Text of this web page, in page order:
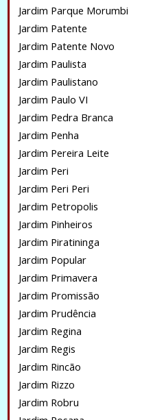
Jardim Parque Morumbi
Jardim Patente
Jardim Patente Novo
Jardim Paulista
Jardim Paulistano
Jardim Paulo VI
Jardim Pedra Branca
Jardim Penha
Jardim Pereira Leite
Jardim Peri
Jardim Peri Peri
Jardim Petropolis
Jardim Pinheiros
Jardim Piratininga
Jardim Popular
Jardim Primavera
Jardim Promissão
Jardim Prudência
Jardim Regina
Jardim Regis
Jardim Rincão
Jardim Rizzo
Jardim Robru